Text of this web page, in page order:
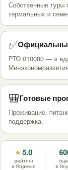
Собственные туры
термальных и
✅
РТО 010080 — в
🎒Готовые
Проживание,
поддержка.
⭐ 5.0
рейтинг
в Яндексе в